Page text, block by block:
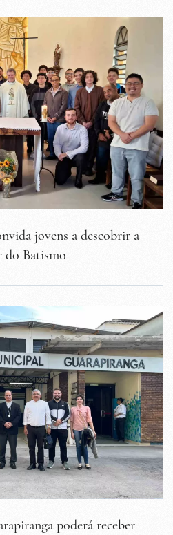
jovens a descobrir a
do Batismo
poderá receber